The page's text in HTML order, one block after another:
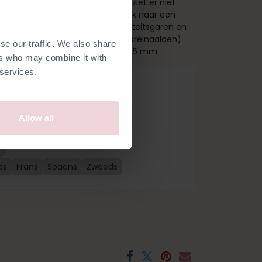
our traffic. We also share
who may combine it with
Allow all
Zeester/ Bart Kogelvis). Hij ziet er niet
heel zacht aan en is op zoek naar een
een patroon, gemêleerd kwaliteitsgaren en
aan het werk te gaan (excl. breinaalden).
is gemaakt met breinaalden 2,5 mm.
Frans Spaans Zweeds